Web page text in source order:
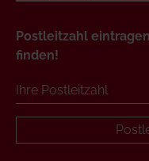
Postleitzahl
finden!